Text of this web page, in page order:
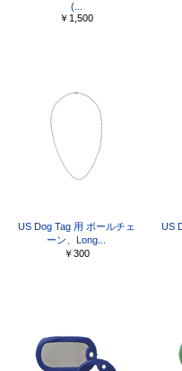
(...
￥1,500
US Dog Tag 用 ボールチェ
ーン、Long...
￥300
US